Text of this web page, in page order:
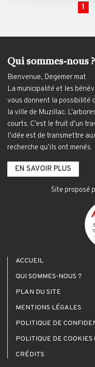
1
Qui sommes-nous ?
Bienvenue, Degemer mat
La municipalité et les
vous donnent la possibilité
la ville de Muzillac.
courts. C’est le fruit d’un
l’idée est de transmettre
recherche qu’ils ont menés.
EN SAVOIR PLUS
Site proposé
ACCUEIL
QUI SOMMES-NOUS ?
PLAN DU SITE
MENTIONS LÉGALES
POLITIQUE DE
POLITIQUE DE COOKIES
CRÉDITS